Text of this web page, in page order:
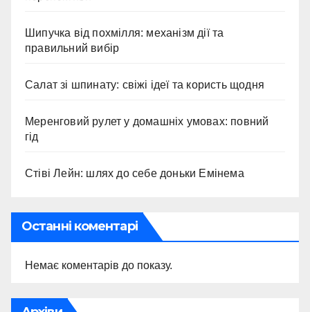
Шипучка від похмілля: механізм дії та
правильний вибір
Салат зі шпинату: свіжі ідеї та користь щодня
Меренговий рулет у домашніх умовах: повний
гід
Стіві Лейн: шлях до себе доньки Емінема
Останні коментарі
Немає коментарів до показу.